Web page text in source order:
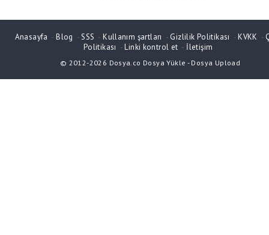
Anasayfa -Blog -SSS -Kullanım şartları - Gizlilik Politikası -KVKK -
Politikası -Linki kontrol et - İletişim
© 2012-2026 Dosya.co Dosya Yükle - Dosya Upload